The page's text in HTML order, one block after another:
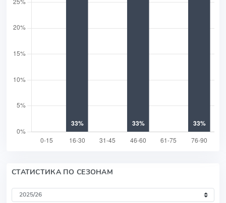
СТАТИСТИКА ПО СЕЗОНАМ